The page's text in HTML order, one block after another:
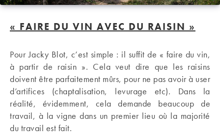
« FAIRE DU VIN AVEC DU RAISIN »
Pour Jacky Blot, c’est simple : il suffit de « faire du vin,
à partir de raisin ». Cela veut dire que les raisins
doivent être parfaitement mûrs, pour ne pas avoir à user
d’artifices (chaptalisation, levurage etc). Dans la
réalité, évidemment, cela demande beaucoup de
travail, à la vigne dans un premier lieu où la majorité
du travail est fait.